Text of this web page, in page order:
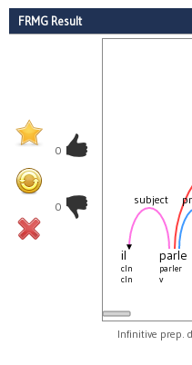
FRMG Result
0
0
il
cln
cln
parle
parler
v
subject
Infinitive prep.